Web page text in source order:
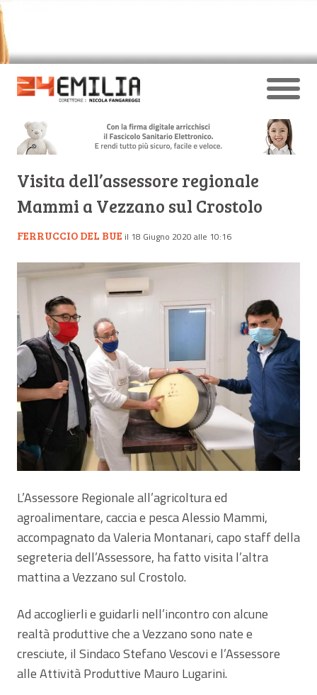
Visita dell’assessore regionale
Mammi a Vezzano sul Crostolo
FERRUCCIO DEL BUE il 18 Giugno 2020 alle 10:16
L’Assessore Regionale all’agricoltura ed
agroalimentare, caccia e pesca Alessio Mammi,
accompagnato da Valeria Montanari, capo staff della
segreteria dell’Assessore, ha fatto visita l’altra
mattina a Vezzano sul Crostolo.
Ad accoglierli e guidarli nell’incontro con alcune
realtà produttive che a Vezzano sono nate e
cresciute, il Sindaco Stefano Vescovi e l’Assessore
alle Attività Produttive Mauro Lugarini.